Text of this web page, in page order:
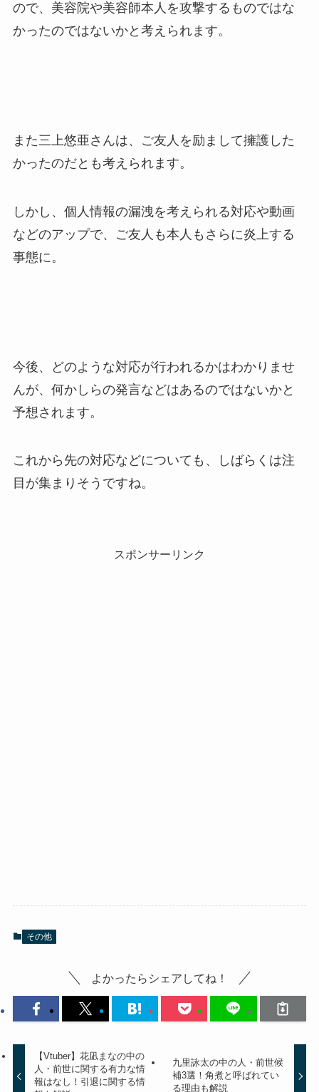
ので、美容院や美容師本人を攻撃するものではな
かったのではないかと考えられます。
また三上悠亜さんは、ご友人を励まして擁護した
かったのだとも考えられます。
しかし、個人情報の漏洩を考えられる対応や動画
などのアップで、ご友人も本人もさらに炎上する
事態に。
今後、どのような対応が行われるかはわかりませ
んが、何かしらの発言などはあるのではないかと
予想されます。
これから先の対応などについても、しばらくは注
目が集まりそうですね。
スポンサーリンク
その他
よかったらシェアしてね！
【Vtuber】花凪まなの中の
人・前世に関する有力な情
報はなし！引退に関する情
九里詠太の中の人・前世候
補3選！角煮と呼ばれてい
る理由も解説